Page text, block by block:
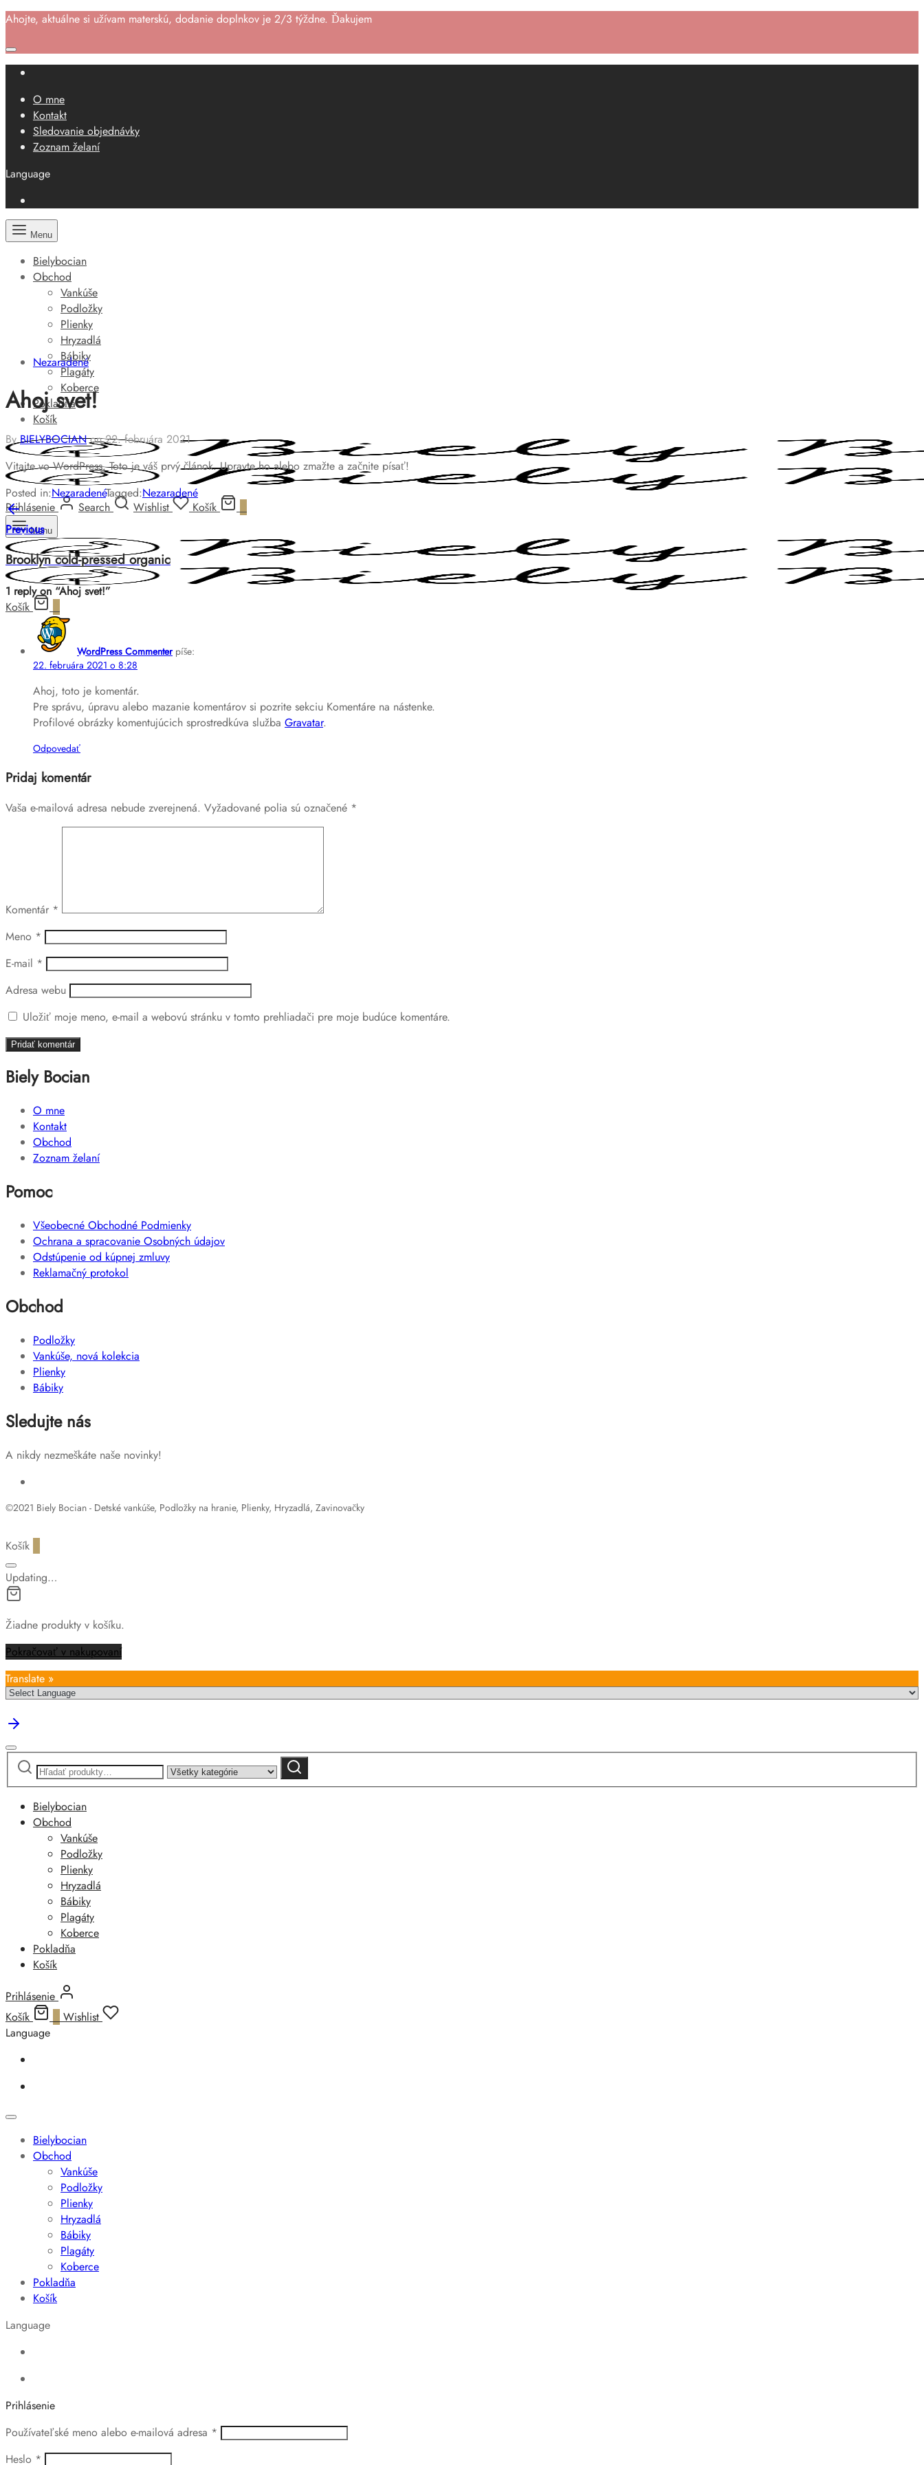
Ahojte, aktuálne si užívam materskú, dodanie doplnkov je 2/3 týždne. Ďakujem
O mne
Kontakt
Sledovanie objednávky
Zoznam želaní
Language
Menu
Bielybocian
Obchod
Vankúše
Podložky
Plienky
Hryzadlá
Bábiky
Plagáty
Koberce
Pokladňa
Košík
Prihlásenie Search Wishlist Košík
Menu
Košík
Nezaradené
Ahoj svet!
ByBIELYBOCIANon 22. februára 2021
Vitajte vo WordPress. Toto je váš prvý článok. Upravte ho alebo zmažte a začnite písať!
Posted in:NezaradenéTagged:Nezaradené
Previous
Brooklyn cold-pressed organic
1 reply on “Ahoj svet!”
WordPress Commenter píše:
22. februára 2021 o 8:28
Ahoj, toto je komentár.
Pre správu, úpravu alebo mazanie komentárov si pozrite sekciu Komentáre na nástenke.
Profilové obrázky komentujúcich sprostredkúva služba Gravatar.
Odpovedať
Pridaj komentár
Vaša e-mailová adresa nebude zverejnená. Vyžadované polia sú označené *
Komentár *
Meno *
E-mail *
Adresa webu
Uložiť moje meno, e-mail a webovú stránku v tomto prehliadači pre moje budúce komentáre.
Biely Bocian
O mne
Kontakt
Obchod
Zoznam želaní
Pomoc
Všeobecné Obchodné Podmienky
Ochrana a spracovanie Osobných údajov
Odstúpenie od kúpnej zmluvy
Reklamačný protokol
Obchod
Podložky
Vankúše, nová kolekcia
Plienky
Bábiky
Sledujte nás
A nikdy nezmeškáte naše novinky!
©2021 Biely Bocian - Detské vankúše, Podložky na hranie, Plienky, Hryzadlá, Zavinovačky
Košík
Updating…
Žiadne produkty v košíku.
Pokračovať v nakupovaní
Translate »
Hľadať:
Narrow
by
Vyhľadávanie
Bielybocian
Obchod
Vankúše
Podložky
Plienky
Hryzadlá
Bábiky
Plagáty
Koberce
Pokladňa
Košík
Prihlásenie
Košík
Wishlist
Language
Bielybocian
Obchod
Vankúše
Podložky
Plienky
Hryzadlá
Bábiky
Plagáty
Koberce
Pokladňa
Košík
Language
Prihlásenie
Používateľské meno alebo e-mailová adresa * Povinné
Heslo * Povinné